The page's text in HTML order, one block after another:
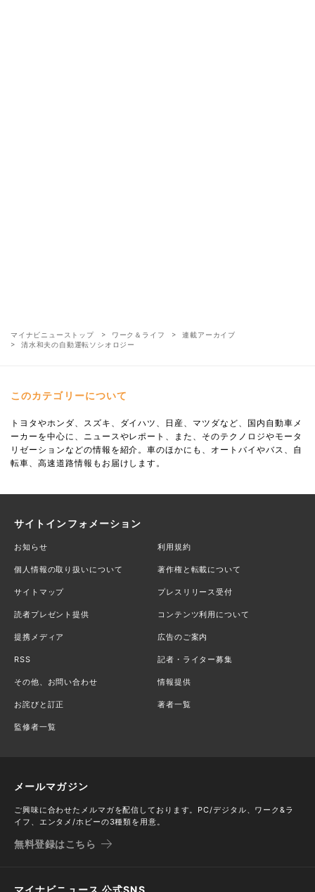
マイナビニューストップ ワーク＆ライフ
連載アーカイブ
清水和夫の自動運転ソシオロジー
このカテゴリーについて
トヨタやホンダ、スズキ、ダイハツ、日産、マツダなど、国内自動車メ
ーカーを中心に、ニュースやレポート、また、そのテクノロジやモータ
リゼーションなどの情報を紹介。車のほかにも、オートバイやバス、自
転車、高速道路情報もお届けします。
サイトインフォメーション
お知らせ 利用規約
個人情報の取り扱いについて 著作権と転載について
サイトマップ プレスリリース受付
読者プレゼント提供 コンテンツ利用について
提携メディア 広告のご案内
RSS 記者・ライター募集
その他、お問い合わせ 情報提供
お詫びと訂正 著者一覧
監修者一覧
メールマガジン
ご興味に合わせたメルマガを配信しております。PC/デジタル、ワーク&ラ
イフ、エンタメ/ホビーの3種類を用意。
無料登録はこちら
マイナビニュース 公式SNS